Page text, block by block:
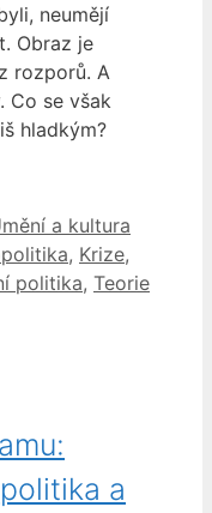
neumějí
Obraz je
rozporů. A
Co se však
hladkým?
a kultura
, Krize,
politika, Teorie
a